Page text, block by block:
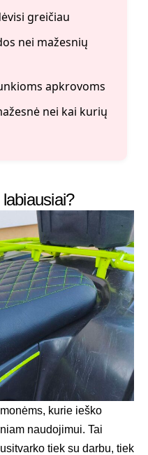
greičiau
nei mažesnių
apkrovoms
nei kai kurių
kurie ieško
naudojimui. Tai
tiek su darbu, tiek